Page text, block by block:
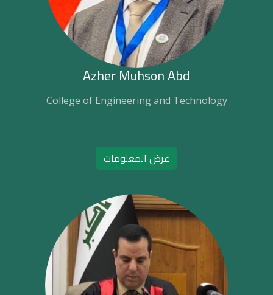
Azher Muhson Abd
College of Engineering and Technology
عرض المعلومات